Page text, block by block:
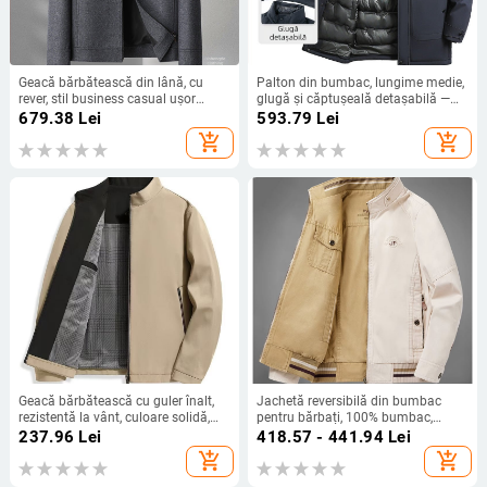
Geacă bărbătească din lână, cu
rever, stil business casual ușor
pentru bărbați de vârstă mijlocie
679.38 Lei
add_shopping_cart
Palton din bumbac, lungime medie,
glugă și căptușeală detașabilă —
stil coreean cardigan pentru bărbați
593.79 Lei
add_shopping_cart
Geacă bărbătească cu guler înalt,
rezistentă la vânt, culoare solidă,
iarnă, ținută casual-business
237.96 Lei
add_shopping_cart
Jachetă reversibilă din bumbac
pentru bărbați, 100% bumbac,
fermoar, guler înalt, căptușeală
418.57 - 441.94Lei
add_shopping_cart